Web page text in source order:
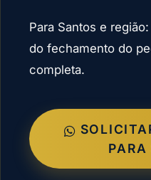
Para Santos e
do fechamento do
completa.
PARA